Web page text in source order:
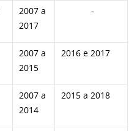
2007 a
2017
-
2007 a
2015
2016 e 2017
2007 a
2014
2015 a 2018